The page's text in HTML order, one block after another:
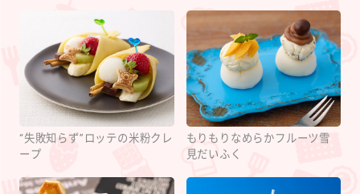
“失敗知らず”ロッテの米粉クレ
ープ
もりもりなめらかフルーツ雪
見だいふく